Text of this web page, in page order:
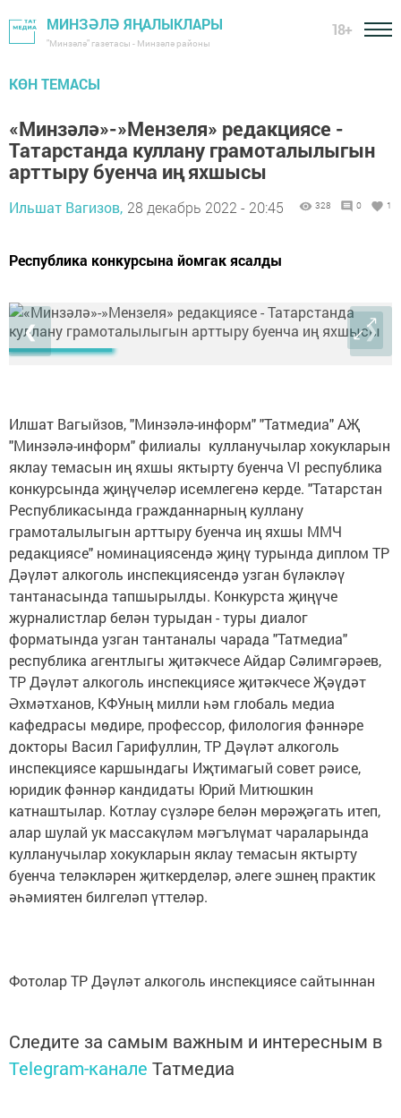
МИНЗӘЛӘ ЯҢАЛЫКЛАРЫ
"Минзәлә" газетасы - Минзәлә районы
18+
КӨН ТЕМАСЫ
«Минзәлә»-»Мензеля» редакциясе -
Татарстанда куллану грамоталылыгын
арттыру буенча иң яхшысы
Ильшат Вагизов, 28 декабрь 2022 - 20:45 328 0 1
Республика конкурсына йомгак ясалды
❮ ❯
Илшат Вагыйзов, "Минзәлә-информ" "Татмедиа" АҖ
"Минзәлә-информ" филиалы кулланучылар хокукларын
яклау темасын иң яхшы яктырту буенча VI республика
конкурсында җиңүчеләр исемлегенә керде. "Татарстан
Республикасында гражданнарның куллану
грамоталылыгын арттыру буенча иң яхшы ММЧ
редакциясе" номинациясендә җиңү турында диплом ТР
Дәүләт алкоголь инспекциясендә узган бүләкләү
тантанасында тапшырылды. Конкурста җиңүче
журналистлар белән турыдан - туры диалог
форматында узган тантаналы чарада "Татмедиа"
республика агентлыгы җитәкчесе Айдар Сәлимгәрәев,
ТР Дәүләт алкоголь инспекциясе җитәкчесе Җәүдәт
Әхмәтханов, КФУның милли һәм глобаль медиа
кафедрасы мөдире, профессор, филология фәннәре
докторы Васил Гарифуллин, ТР Дәүләт алкоголь
инспекциясе каршындагы Иҗтимагый совет рәисе,
юридик фәннәр кандидаты Юрий Митюшкин
катнаштылар. Котлау сүзләре белән мөрәҗәгать итеп,
алар шулай ук массакүләм мәгълүмат чараларында
кулланучылар хокукларын яклау темасын яктырту
буенча теләкләрен җиткерделәр, әлеге эшнең практик
әһәмиятен билгеләп үттеләр.
Фотолар ТР Дәүләт алкоголь инспекциясе сайтыннан
Следите за самым важным и интересным в
Telegram-канале Татмедиа